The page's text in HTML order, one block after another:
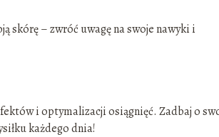
skórę – zwróć uwagę na swoje nawyki i
i optymalizacji osiągnięć. Zadbaj o
każdego dnia!